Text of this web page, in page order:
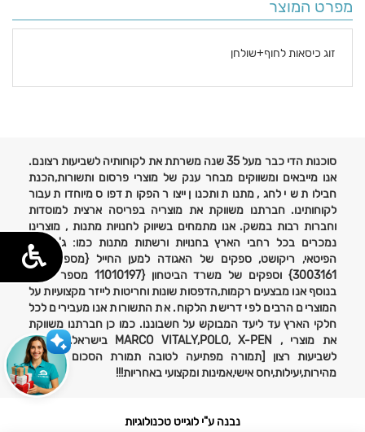
מפרט המוצר
זוג כיסאות לחוף+שולחן
סוכנות הדי כבר מעל 35 שנה משרתת את לקוחותיה לשביעות רצונם.
אנו מייבאים ומשווקים מבחר ענק של מוצרי פרסום ותשורות,הכנת
חבילות שי לחג, מתנות ותכנון ייצור הפקות דפוס מיוחדות עבור
לקוחותינו. חברתנו משווקת את מוצריה בפריסה ארצית למוסדות
וחברות רבות במשק. אנו מתמחים בשיווק לחנויות מתנות , מוצרינו
נמכרים בכל רחבי הארץ בחנויות ורשתות מתנות כמו: ג'נטלמן,
הפיטאי, ריקושט, ספקים של האגודה למען החייל {מספר ספק
3003161} וספקים של משרד הביטחון {11010197 מספר ספק}
בנוסף אנו מבצעים רקמות,הדפסות שונות וחריטות לייזר מקצועיות על
המוצרים הרבים לפי דרישת הלקוח. את התשורות אנו מעבירים לכל
חלקי הארץ עד ליעד המבוקש על חשבוננו. כמו כן חברתנו משווקת
את מוצרי , MARCO VITALY,POLO, X-PEN בישראל. אחריות
לשביעות רצון [תמורה מפתיעה לטובה תמורת הסכום ששולם}
מהירות,יעילות,יחס אישי,אמינות ומקצועי באחריות!!!
נבנה ע"י לוגייט טכנולוגיות